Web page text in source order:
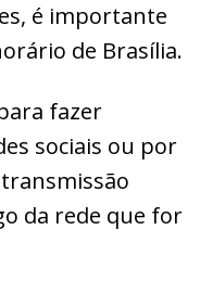
é importante
de Brasília.
fazer
sociais ou por
da rede que for